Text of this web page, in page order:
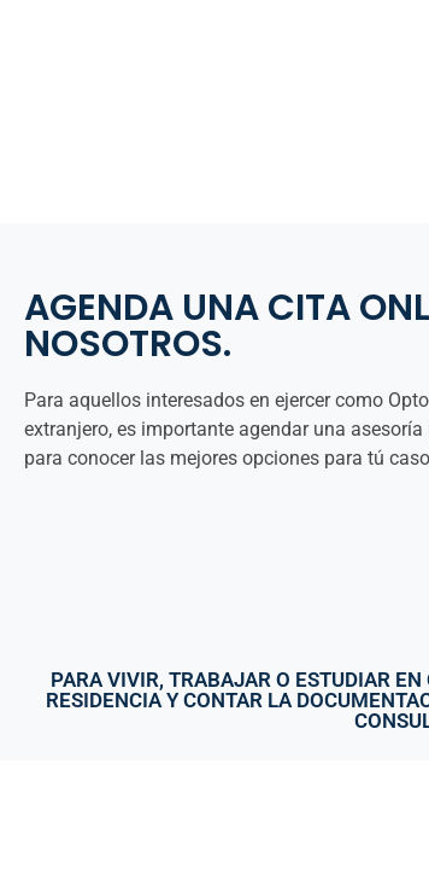
AGENDA UNA CITA
NOSOTROS.
Para aquellos interesados en ejercer como
extranjero, es importante agendar una
para conocer las mejores opciones para tú
PARA VIVIR, TRABAJAR O ESTUDIAR
RESIDENCIA Y CONTAR LA